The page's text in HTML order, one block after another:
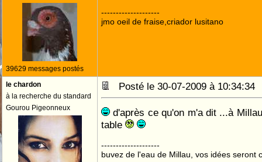
39629 messages postés
--------------------
jmo oeil de fraise,criador lusitano
le chardon
à la recherche du standard
Gourou Pigeonneux
Posté le 30-07-2009 à
d'après ce qu'on m'a dit ...à
table
--------------------
buvez de l'eau de Millau, vos idées seront